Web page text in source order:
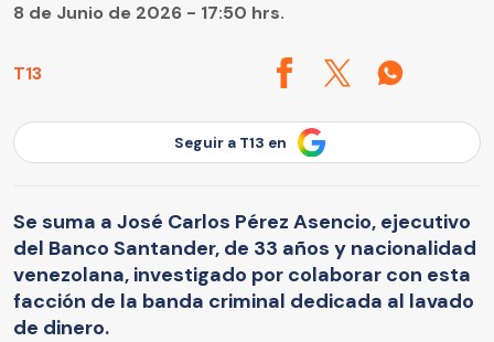
T13
8 de Junio de 2026 - 17:50 hrs.
Seguir a T13 en
Se suma a José Carlos Pérez Asencio, ejecutivo
del Banco Santander, de 33 años y nacionalidad
venezolana, investigado por colaborar con esta
facción de la banda criminal dedicada al lavado
de dinero.